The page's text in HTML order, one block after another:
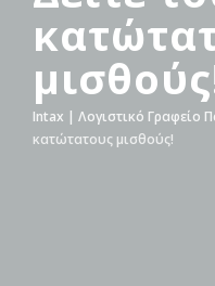
Intax | Λογιστικό Γραφείο
κατώτατους μισθούς!